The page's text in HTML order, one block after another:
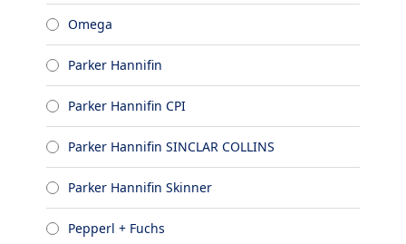
Omega
Parker Hannifin
Parker Hannifin CPI
Parker Hannifin SINCLAR COLLINS
Parker Hannifin Skinner
Pepperl + Fuchs